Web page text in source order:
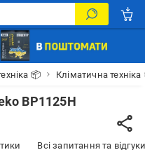
📦 Кліматична
BP1125H
Всі запитання та